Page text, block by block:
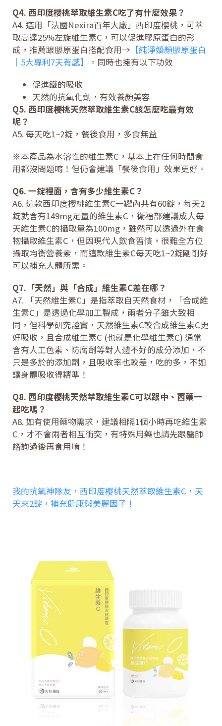
Q4. 西印度櫻桃萃取維生素C吃了有什麼效果？
A4. 選用「法國Nexira百年大廠」西印度櫻桃，可萃
取高達25%左旋維生素C，可以促進膠原蛋白的形
成，推薦跟膠原蛋白搭配食用→ 【純淨嬌顏膠原蛋白
｜5大專利7天有感】
。同時也擁有以下功效
促進鐵的吸收
天然的抗氧化劑，有效養顏美容
Q5. 西印度樱桃天然萃取維生素C該怎麼吃最有效
呢？
A5. 每天吃1~2錠，餐後食用，多食無益
※本產品為水溶性的維生素C，基本上在任何時間食
用都沒問題唷！但仍會建議「餐後食用」效果更好。
Q6. 一錠裡面，含有多少維生素C？
A6. 這款西印度櫻桃維生素C一罐內共有60錠，每天2
錠就含有149mg足量的維生素C，衛福部建議成人每
天維生素C的攝取量為100mg，雖然可以透過外在食
物攝取維生素C，但因現代人飲食習慣，很難全方位
攝取均衡營養素，而這款維生素C每天吃1~2錠剛剛好
可以補充人體所需。
Q7.「天然」與「合成」維生素C差在哪？
A7. 「天然維生素C」是指萃取自天然食材，「合成維
生素C」是透過化學加工製成，兩者分子雖大致相
同，但科學研究證實，天然維生素C較合成維生素C更
好吸收，且合成維生素C (也就是化學維生素C) 通常
含有人工色素、防腐劑等對人體不好的成分添加，不
只是多於的添加劑，且吸收率也較差，吃的多，不如
讓身體吸收得精準！
Q8. 西印度樱桃天然萃取維生素C可以跟中、西藥一
起吃嗎？
A8. 如有使用藥物需求，建議相隔1個小時再吃維生素
C，才不會兩者相互衝突，有特殊用藥也請先跟醫師
諮詢過後再食用唷！
我的抗氧神隊友，西印度樱桃天然萃取維生素C，天
天來2錠，補充健康與美麗因子！